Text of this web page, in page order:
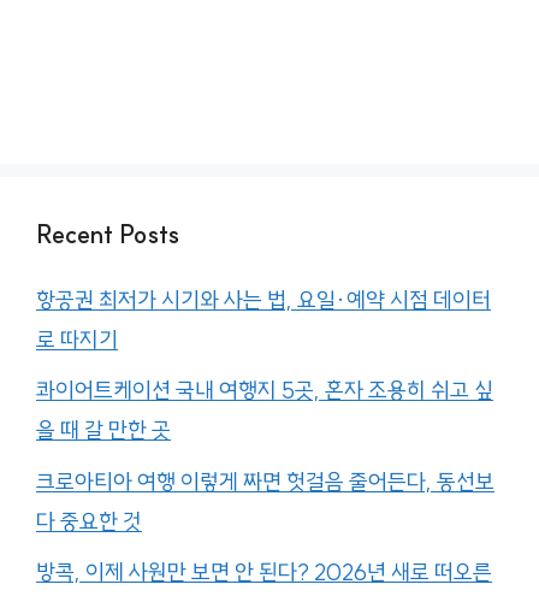
Recent Posts
항공권 최저가 시기와 사는 법, 요일·예약 시점 데이터
로 따지기
콰이어트케이션 국내 여행지 5곳, 혼자 조용히 쉬고 싶
을 때 갈 만한 곳
크로아티아 여행 이렇게 짜면 헛걸음 줄어든다, 동선보
다 중요한 것
방콕, 이제 사원만 보면 안 된다? 2026년 새로 떠오른